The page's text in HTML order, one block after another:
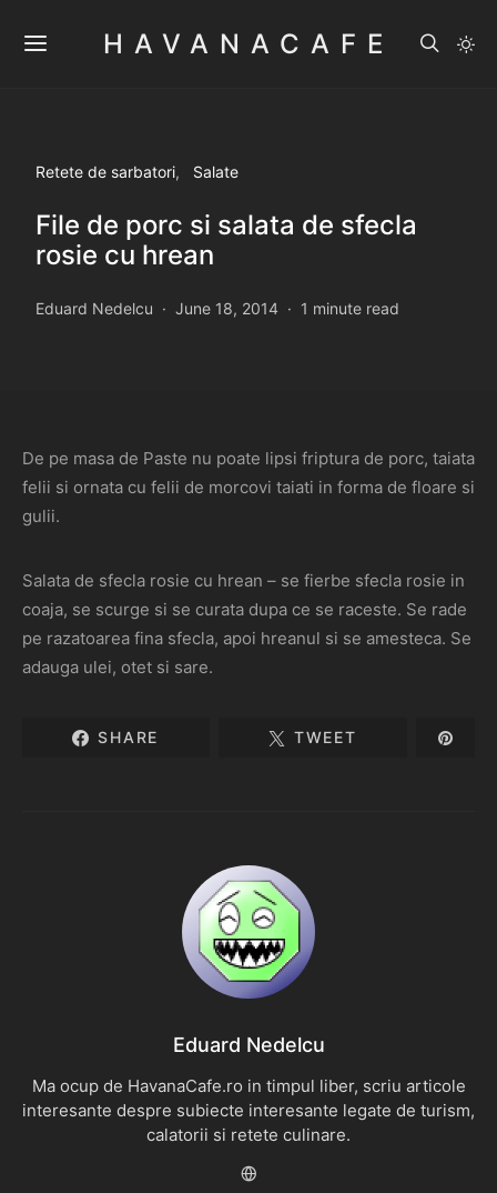
HAVANACAFE
Retete de sarbatori Salate
File de porc si salata de sfecla
rosie cu hrean
Eduard Nedelcu June 18, 2014 1 minute read
De pe masa de Paste nu poate lipsi friptura de porc, taiata
felii si ornata cu felii de morcovi taiati in forma de floare si
gulii.
Salata de sfecla rosie cu hrean – se fierbe sfecla rosie in
coaja, se scurge si se curata dupa ce se raceste. Se rade
pe razatoarea fina sfecla, apoi hreanul si se amesteca. Se
adauga ulei, otet si sare.
SHARE TWEET
Eduard Nedelcu
Ma ocup de HavanaCafe.ro in timpul liber, scriu articole
interesante despre subiecte interesante legate de turism,
calatorii si retete culinare.